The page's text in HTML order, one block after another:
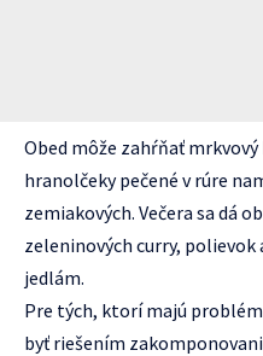
Obed môže zahŕňať
hranolčeky pečené v rúre
zemiakových. Večera sa dá
zeleninových curry,
jedlám.
Pre tých, ktorí majú
byť riešením